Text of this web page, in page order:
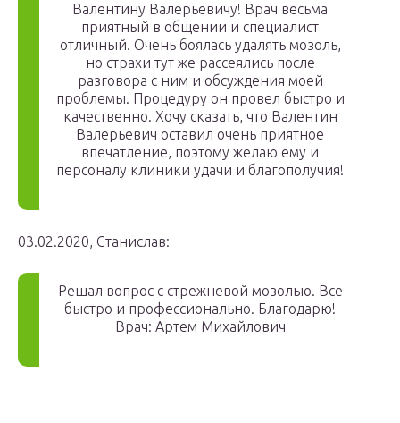
Валентину Валерьевичу! Врач весьма
приятный в общении и специалист
отличный. Очень боялась удалять мозоль,
но страхи тут же рассеялись после
разговора с ним и обсуждения моей
проблемы. Процедуру он провел быстро и
качественно. Хочу сказать, что Валентин
Валерьевич оставил очень приятное
впечатление, поэтому желаю ему и
персоналу клиники удачи и благополучия!
03.02.2020, Станислав:
Решал вопрос с стрежневой мозолью. Все
быстро и профессионально. Благодарю!
Врач: Артем Михайлович